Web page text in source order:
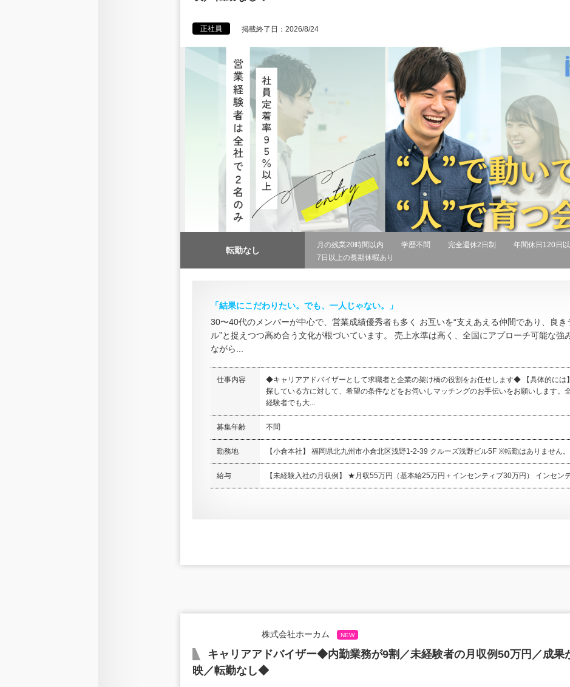
正社員 掲載終了日：2026/8/24
転勤なし
月の残業20時間以内 学歴不問 完全週休2日制
年間休日120日
7日以上の長期休暇あり
「結果にこだわりたい。でも、一人じゃない。」
30〜40代のメンバーが中心で、営業成績優秀者も多く お互いを“支えあえる仲間であり、良き
ル”と捉えつつ高め合う文化が根づいています。 売上水準は高く、全国にアプローチ可能な強
ながら...
仕事内容
◆キャリアアドバイザーとして求職者と企業の架け橋の役割をお任せします◆ 【具体的には
探している方に対して、希望の条件などをお伺いしマッチングのお手伝いをお願いします。
経験者でも大...
募集年齢 不問
勤務地 【小倉本社】 福岡県北九州市小倉北区浅野1-2-39 クルーズ浅野ビル5F ※転勤はありません。
給与 【未経験入社の月収例】 ★月収55万円（基本給25万円＋インセンティブ30万円） インセン
株式会社ホーカム NEW
キャリアアドバイザー◆内勤業務が9割／未経験者の月収例50万円／成果
映／転勤なし◆